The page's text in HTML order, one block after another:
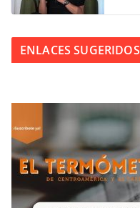
ENLACES SUGERIDOS